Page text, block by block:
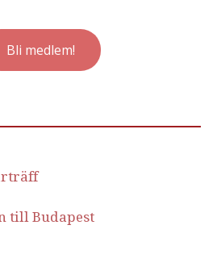
Bli medlem!
till Budapest